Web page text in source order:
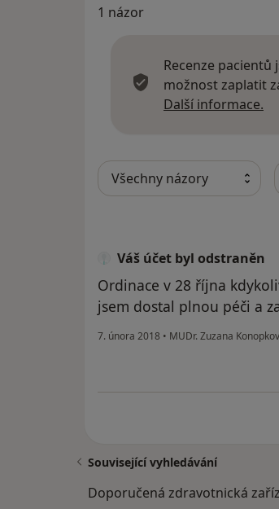
1 názor
Recenze pacientů
možnost zaplatit
Další informace.
Váš účet byl odstraněn
Ordinace v 28 října
jsem dostal plnou péči a
7. února 2018 • MUDr. Zuzana
Související vyhledávání
Doporučená zdravotnická